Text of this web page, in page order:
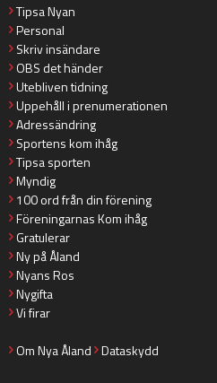
Tipsa Nyan
Personal
Skriv insändare
OBS det händer
Utebliven tidning
Uppehåll i prenumerationen
Adressändring
Sportens kom ihåg
Tipsa sporten
Myndig
100 ord från din förening
Föreningarnas Kom ihåg
Gratulerar
Ny på Åland
Nyans Ros
Nygifta
Vi firar
Om Nya Åland Dataskydd